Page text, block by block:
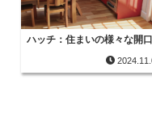
ハッチ：住まいの様々な開